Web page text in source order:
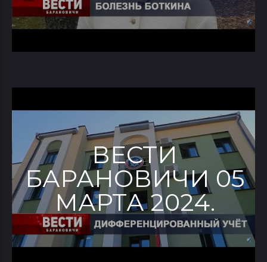
ВЕСТИ
БАРАНОВИЧИ 05
МАРТА 2024.